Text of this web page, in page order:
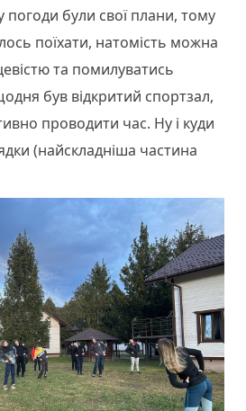
погоди були свої плани, тому
поїхати, натомість можна
та помилуватись
був відкритий спортзал,
проводити час. Ну і куди
(найскладніша частина